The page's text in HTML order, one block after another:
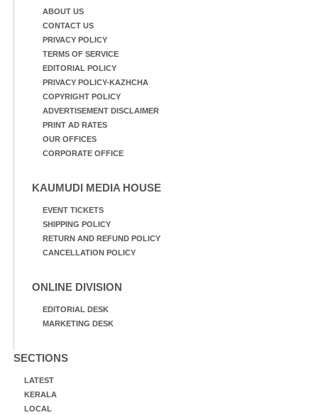
ABOUT US
CONTACT US
PRIVACY POLICY
TERMS OF SERVICE
EDITORIAL POLICY
PRIVACY POLICY-KAZHCHA
COPYRIGHT POLICY
ADVERTISEMENT DISCLAIMER
PRINT AD RATES
OUR OFFICES
CORPORATE OFFICE
KAUMUDI MEDIA HOUSE
EVENT TICKETS
SHIPPING POLICY
RETURN AND REFUND POLICY
CANCELLATION POLICY
ONLINE DIVISION
EDITORIAL DESK
MARKETING DESK
SECTIONS
LATEST
KERALA
LOCAL